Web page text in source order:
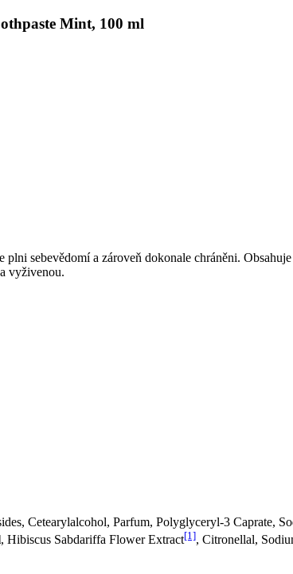
Mint, 100 ml
sebevědomí a zároveň dokonale chráněni.
vyživenou.
Cetearylalcohol, Parfum, Polyglyceryl-3 Caprate,
, Hibiscus Sabdariffa Flower Extract[1], Citronellal,